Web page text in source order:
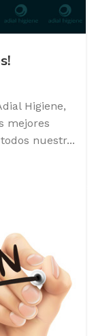
Higiene,
mejores
nuestr...